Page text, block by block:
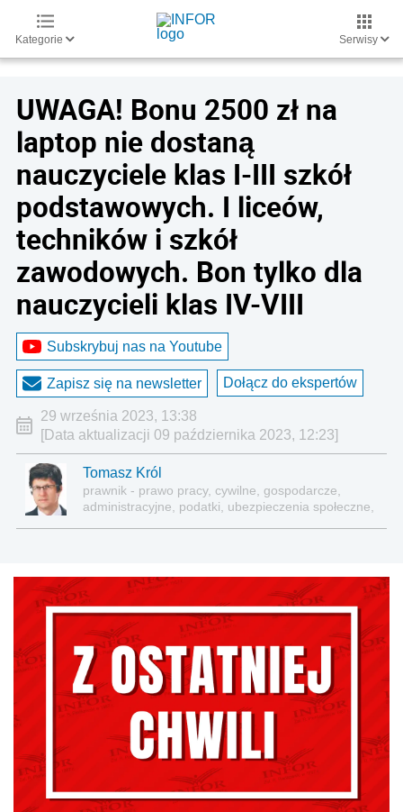
Kategorie Serwisy
UWAGA! Bonu 2500 zł na
laptop nie dostaną
nauczyciele klas I-III szkół
podstawowych. I liceów,
techników i szkół
zawodowych. Bon tylko dla
nauczycieli klas IV-VIII
Subskrybuj nas na Youtube
Zapisz się na newsletter Dołącz do ekspertów
29 września 2023, 13:38
[Data aktualizacji 09 października 2023, 12:23]
Tomasz Król
prawnik - prawo pracy, cywilne, gospodarcze,
administracyjne, podatki, ubezpieczenia społeczne,